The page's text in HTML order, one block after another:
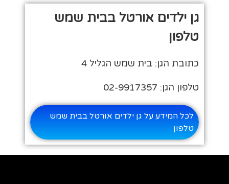
גן ילדים אורטל בבית שמש
טלפון
כתובת הגן: בית שמש הגליל 4
טלפון הגן: 02-9917357
לכל המידע על גן ילדים אורטל בבית שמש
טלפון